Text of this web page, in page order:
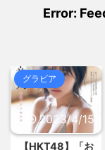
文する」ぼく「いつも1
(8/
【画像】ディズニー
【画像】剛力彩芽さ
くらお胸、エ□ッッッッ
とめ : おすすめ NEW! (8/
【閲覧注意】山ガー
を疑った結果「山」から
おまとめ : おすすめ NEW!
Error:
グラビア
2023/4/5
【NMB48】グラ